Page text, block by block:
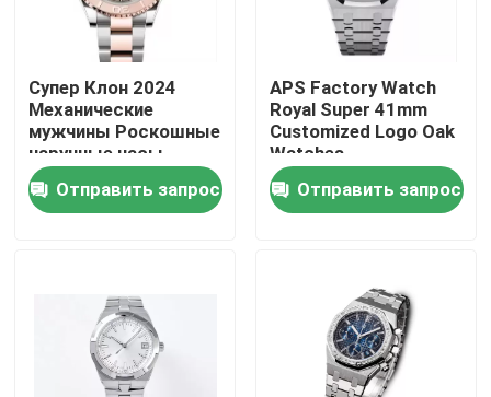
Контроль качества
Свяжитесь с нами
Запросите цитату
Мужские кварцевые наручные часы
Супер Клон 2024
Механические
мужчины Роскошные
наручные часы
Автоматические
часы из
нержавеющей стали
Отправить запрос
APS Factory Watch
Royal Super 41mm
Customized Logo Oak
Watches
Автоматические
мужские часы
Отправить запрос